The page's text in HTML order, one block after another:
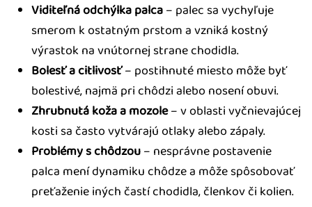
Viditeľná odchýlka palca– palec sa vychyľuje
smerom k ostatným prstom a vzniká kostný
výrastok na vnútornej strane chodidla.
Bolesť a citlivosť– postihnuté miesto môže byť
bolestivé, najmä pri chôdzi alebo nosení obuvi.
Zhrubnutá koža a mozole– v oblasti vyčnievajúcej
kosti sa často vytvárajú otlaky alebo zápaly.
Problémy s chôdzou– nesprávne postavenie
palca mení dynamiku chôdze a môže spôsobovať
preťaženie iných častí chodidla, členkov či kolien.